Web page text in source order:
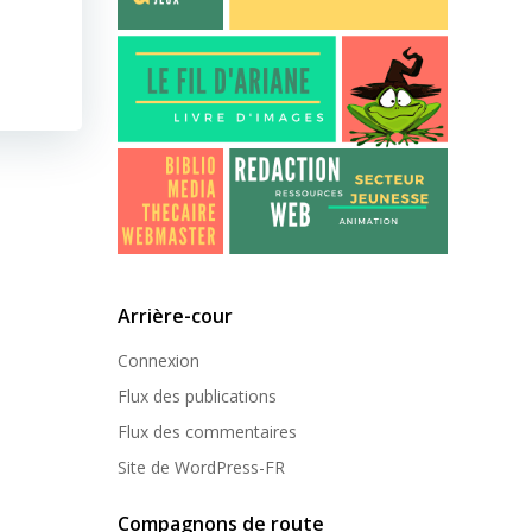
Arrière-cour
Connexion
Flux des publications
Flux des commentaires
Site de WordPress-FR
Compagnons de route